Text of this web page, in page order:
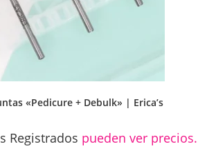
«Pedicure + Debulk» | Erica’s
Registrados pueden ver precios.